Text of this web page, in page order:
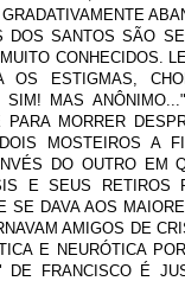
DOS SANTOS SÃO
CONHECIDOS.
OS ESTIGMAS,
SIM! MAS
PARA MORRER
MOSTEIROS A
DO OUTRO EM
E SEUS RETIROS
SE DAVA AOS
AMIGOS DE
E NEURÓTICA
DE FRANCISCO É